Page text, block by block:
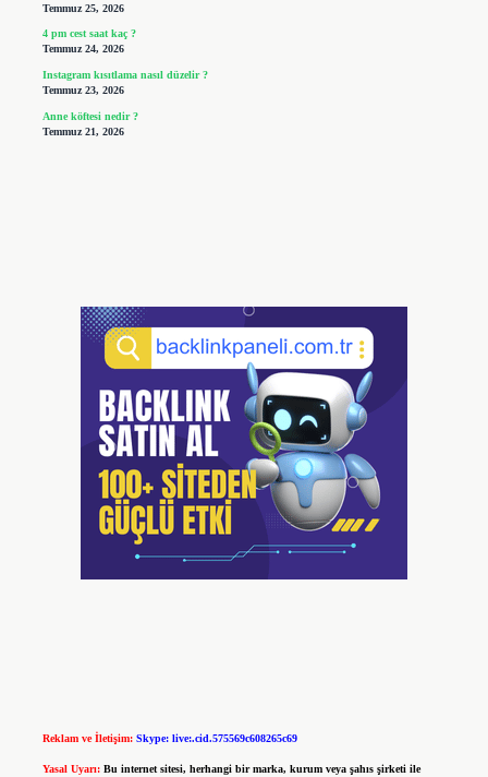
Temmuz 25, 2026
4 pm cest saat kaç ?
Temmuz 24, 2026
Instagram kısıtlama nasıl düzelir ?
Temmuz 23, 2026
Anne köftesi nedir ?
Temmuz 21, 2026
Reklam ve İletişim: Skype: live:.cid.575569c608265c69
Yasal Uyarı: Bu internet sitesi, herhangi bir marka, kurum veya şahıs şirketi ile